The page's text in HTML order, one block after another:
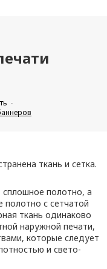
ткань и сетка.
сплошное полотно, а
полотно с сетчатой
ткань одинаково
наружной печати,
которые следует
и свето-